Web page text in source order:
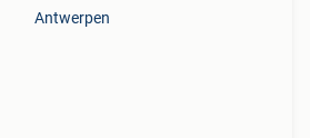
Antwerpen